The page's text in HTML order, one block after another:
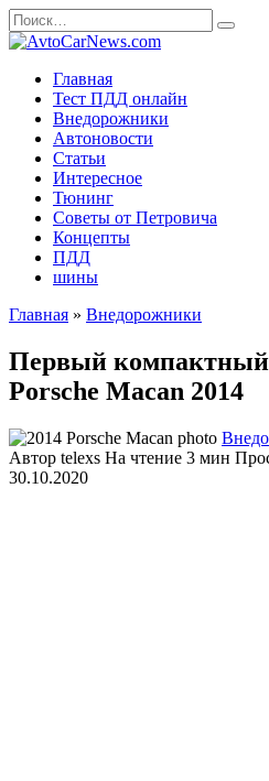
Перейти
к
Search
for:
Главная
Тест ПДД онлайн
Внедорожники
Автоновости
Статьи
Интересное
Тюнинг
Советы от Петровича
Концепты
ПДД
шины
Главная » Внедорожники
Первый компактный
Porsche Macan 2014
Автор telexs На чтение 3 мин
30.10.2020